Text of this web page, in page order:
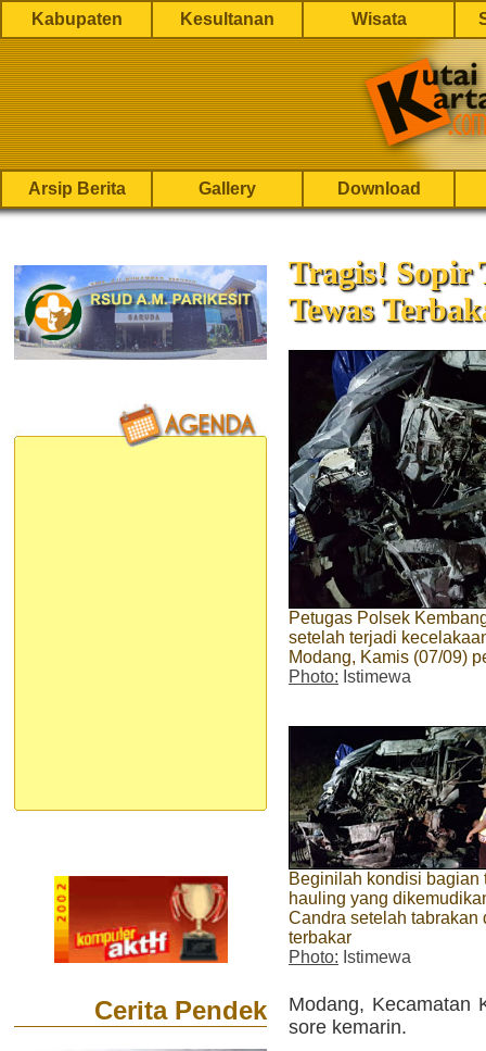
Kabupaten Kesultanan Wisata
Arsip Berita Gallery Download
Cerita Pendek
Tragis! Sopir
Tewas
Petugas Polsek
setelah terjadi
Modang, Kamis (07/09)
Photo: Istimewa
Beginilah kondisi bagian
hauling yang
Candra setelah tabrakan
terbakar
Photo: Istimewa
Modang, Kecamatan
sore kemarin.